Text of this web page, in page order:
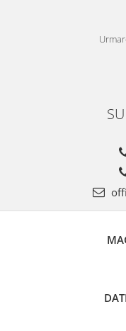
Incalzire clasica in
Teava incalzire
Grupuri de pompare si
Termostate de Ambient
Panouri fotovoltaice